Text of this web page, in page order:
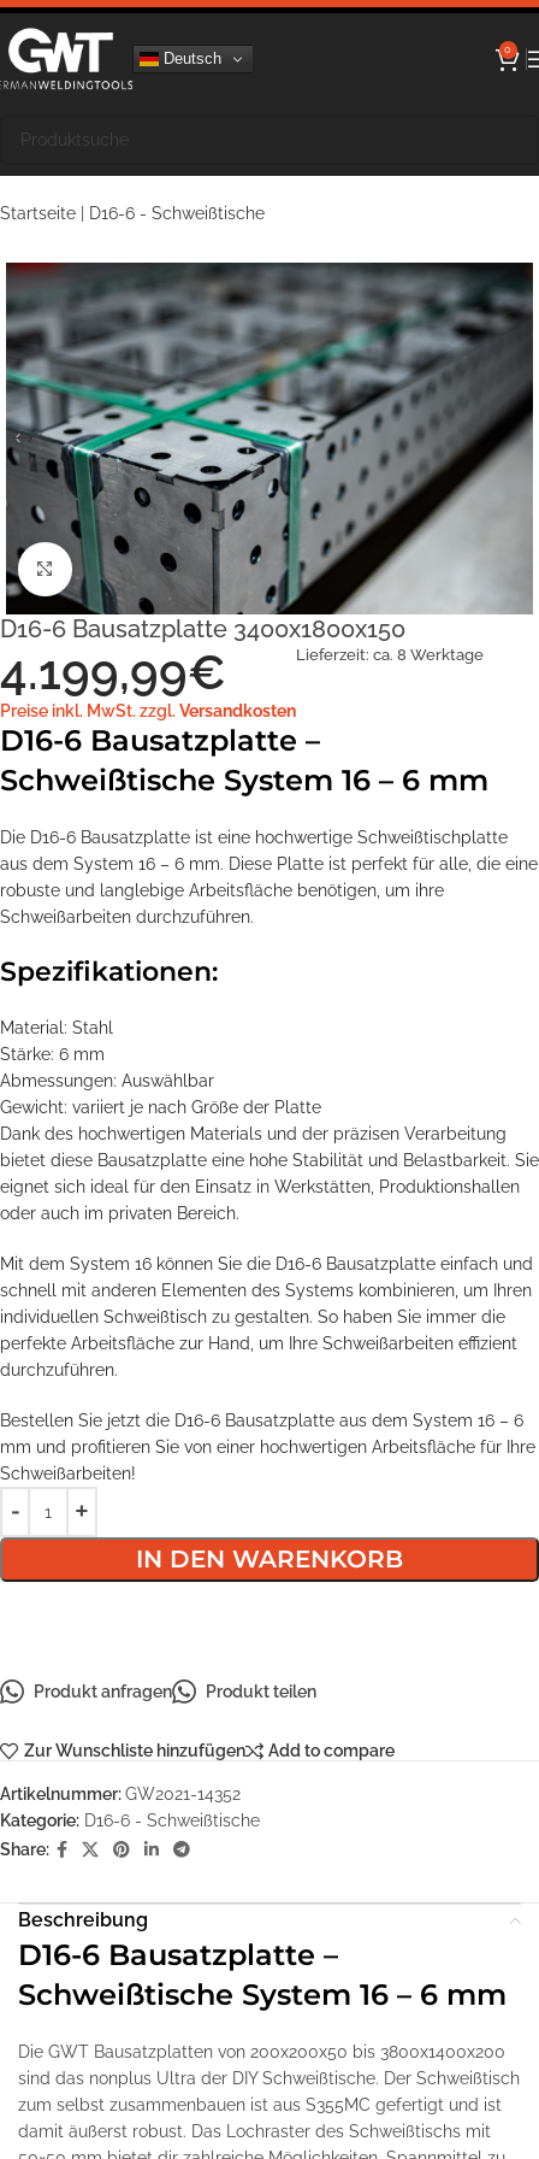
Deutsch 0
Startseite D16-6 - Schweißtische
Klick zum Vergrößern
D16-6 Bausatzplatte 3400x1800x150
4.199,99€
Preise inkl. MwSt. zzgl. Versandkosten
Lieferzeit: ca. 8 Werktage
D16-6 Bausatzplatte –
Schweißtische System 16 – 6 mm
Die D16-6 Bausatzplatte ist eine hochwertige Schweißtischplatte
aus dem System 16 – 6 mm. Diese Platte ist perfekt für alle, die eine
robuste und langlebige Arbeitsfläche benötigen, um ihre
Schweißarbeiten durchzuführen.
Spezifikationen:
Material: Stahl
Stärke: 6 mm
Abmessungen: Auswählbar
Gewicht: variiert je nach Größe der Platte
Dank des hochwertigen Materials und der präzisen Verarbeitung
bietet diese Bausatzplatte eine hohe Stabilität und Belastbarkeit. Sie
eignet sich ideal für den Einsatz in Werkstätten, Produktionshallen
oder auch im privaten Bereich.
Mit dem System 16 können Sie die D16-6 Bausatzplatte einfach und
schnell mit anderen Elementen des Systems kombinieren, um Ihren
individuellen Schweißtisch zu gestalten. So haben Sie immer die
perfekte Arbeitsfläche zur Hand, um Ihre Schweißarbeiten effizient
durchzuführen.
Bestellen Sie jetzt die D16-6 Bausatzplatte aus dem System 16 – 6
mm und profitieren Sie von einer hochwertigen Arbeitsfläche für Ihre
Schweißarbeiten!
IN DEN WARENKORB
Produkt anfragen Produkt teilen
Zur Wunschliste hinzufügen Add to compare
Artikelnummer:GW2021-14352
Kategorie: D16-6 - Schweißtische
Share:
Beschreibung
D16-6 Bausatzplatte –
Schweißtische System 16 – 6 mm
Die GWT Bausatzplatten von 200x200x50 bis 3800x1400x200
sind das nonplus Ultra der DIY Schweißtische. Der Schweißtisch
zum selbst zusammenbauen ist aus S355MC gefertigt und ist
damit äußerst robust. Das Lochraster des Schweißtischs mit